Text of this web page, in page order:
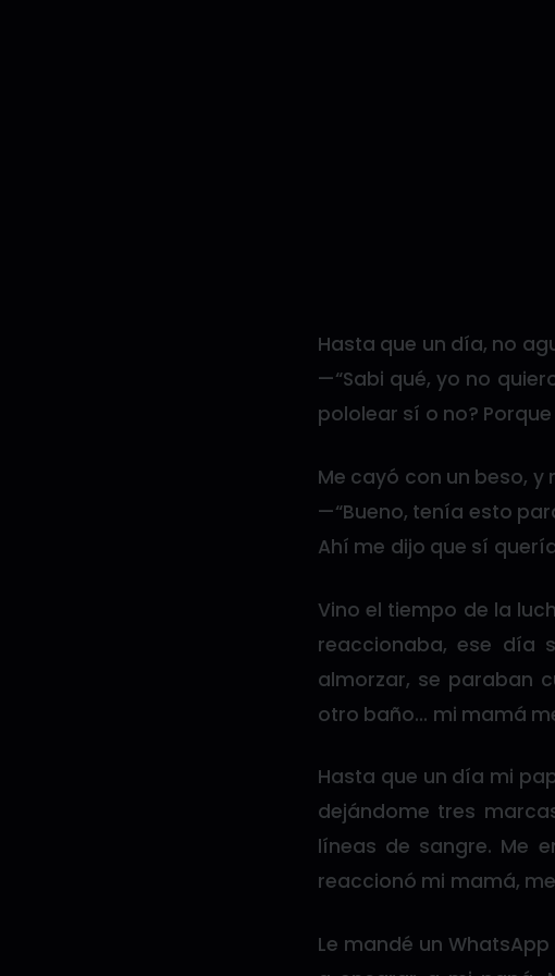
Hasta que un día, no
—“Sabi qué, yo no
pololear sí o no?
Me cayó con un beso, y
—“Bueno, tenía esto
Ahí me dijo que sí
Vino el tiempo de la
reaccionaba, ese día
almorzar, se paraban
otro baño… mi mamá
Hasta que un día mi
dejándome tres
líneas de sangre. Me
reaccionó mi mamá,
Le mandé un